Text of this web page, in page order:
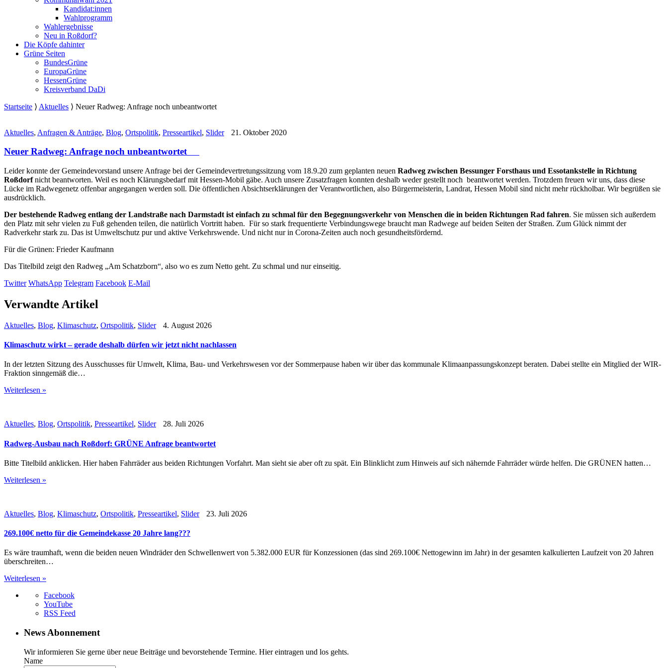
Kandidat:innen
Wahlprogramm
Wahlergebnisse
Neu in Roßdorf?
Die Köpfe dahinter
Grüne Seiten
BundesGrüne
EuropaGrüne
HessenGrüne
Kreisverband DaDi
Startseite ⟩ Aktuelles ⟩ Neuer Radweg: Anfrage noch unbeantwortet
Aktuelles, Anfragen & Anträge, Blog, Ortspolitik, Presseartikel, Slider 21. Oktober 2020
Neuer Radweg: Anfrage noch unbeantwortet
Leider konnte der Gemeindevorstand unsere Anfrage bei der Gemeindevertretungssitzung vom 18.9.20 zum geplanten neuen Radweg zwischen Bessunger Forsthaus und Essotankstelle in Richtung
Roßdorfnicht beantworten. Weil es noch Klärungsbedarf mit Hessen-Mobil gäbe. Auch unsere Zusatzfragen konnten deshalb weder gestellt noch beantwortet werden. Trotzdem freuen wir uns, dass diese
Lücke im Radwegenetz offenbar angegangen werden soll. Die öffentlichen Absichtserklärungen der Verantwortlichen, also Bürgermeisterin, Landrat, Hessen Mobil sind nicht mehr rückholbar. Wir begrüßen sie
ausdrücklich.
Der bestehende Radweg entlang der Landstraße nach Darmstadt ist einfach zu schmal für den Begegnungsverkehr von Menschen die in beiden Richtungen Rad fahren. Sie müssen sich außerdem
den Platz mit sehr vielen zu Fuß gehenden teilen, die natürlich Vortritt haben. Für so stark frequentierte Verbindungswege braucht man Radwege auf beiden Seiten der Straßen. Zum Glück nimmt der
Radverkehr stark zu. Das ist Umweltschutz pur und aktive Verkehrswende. Und nicht nur in Corona-Zeiten auch noch gesundheitsfördernd.
Für die Grünen: Frieder Kaufmann
Das Titelbild zeigt den Radweg „Am Schatzborn“, also wo es zum Netto geht. Zu schmal und nur einseitig.
Twitter WhatsApp Telegram Facebook E-Mail
Verwandte Artikel
Aktuelles, Blog, Klimaschutz, Ortspolitik, Slider 4. August 2026
Klimaschutz wirkt – gerade deshalb dürfen wir jetzt nicht nachlassen
In der letzten Sitzung des Ausschusses für Umwelt, Klima, Bau- und Verkehrswesen vor der Sommerpause haben wir über das kommunale Klimaanpassungskonzept beraten. Dabei stellte ein Mitglied der WIR-
Fraktion sinngemäß die…
Weiterlesen »
Aktuelles, Blog, Ortspolitik, Presseartikel, Slider 28. Juli 2026
Radweg-Ausbau nach Roßdorf: GRÜNE Anfrage beantwortet
Bitte Titelbild anklicken. Hier haben Fahrräder aus beiden Richtungen Vorfahrt. Man sieht sie aber oft zu spät. Ein Blinklicht zum Hinweis auf sich nähernde Fahrräder würde helfen. Die GRÜNEN hatten…
Weiterlesen »
Aktuelles, Blog, Klimaschutz, Ortspolitik, Presseartikel, Slider 23. Juli 2026
269.100€ netto für die Gemeindekasse 20 Jahre lang???
Es wäre traumhaft, wenn die beiden neuen Windräder den Schwellenwert von 5.382.000 EUR für Konzessionen (das sind 269.100€ Nettogewinn im Jahr) in der gesamten kalkulierten Laufzeit von 20 Jahren
überschreiten…
Weiterlesen »
Facebook
YouTube
RSS Feed
News Abonnement
Wir informieren Sie gerne über neue Beiträge und bevorstehende Termine. Hier eintragen und los gehts.
Name